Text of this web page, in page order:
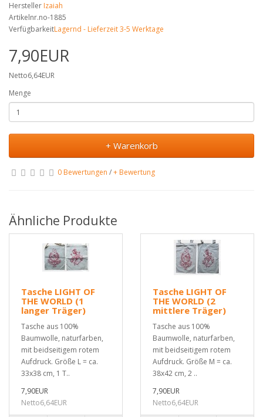
Hersteller Izaiah
Artikelnr.no-1885
VerfügbarkeitLagernd - Lieferzeit 3-5 Werktage
7,90EUR
Netto6,64EUR
Menge
+ Warenkorb
0 Bewertungen /+ Bewertung
Ähnliche Produkte
Tasche LIGHT OF
THE WORLD (1
langer Träger)
Tasche aus 100%
Baumwolle, naturfarben,
mit beidseitigem rotem
Aufdruck. Größe L = ca.
33x38 cm, 1 T..
7,90EUR
Netto6,64EUR
Tasche LIGHT OF
THE WORLD (2
mittlere Träger)
Tasche aus 100%
Baumwolle, naturfarben,
mit beidseitigem rotem
Aufdruck. Größe M = ca.
38x42 cm, 2 ..
7,90EUR
Netto6,64EUR